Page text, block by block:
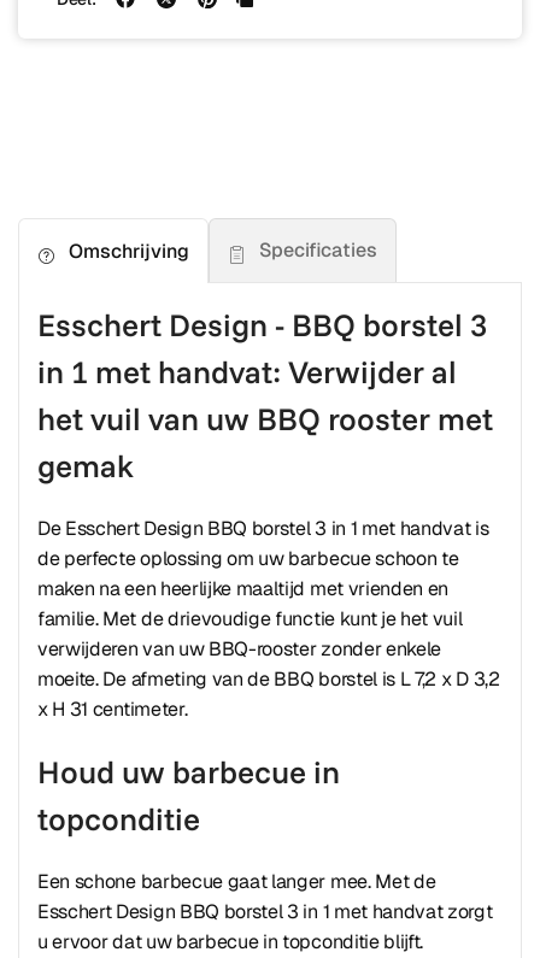
Omschrijving Specificaties
Esschert Design - BBQ borstel 3
in 1 met handvat: Verwijder al
het vuil van uw BBQ rooster met
gemak
De Esschert Design BBQ borstel 3 in 1 met handvat is
de perfecte oplossing om uw barbecue schoon te
maken na een heerlijke maaltijd met vrienden en
familie. Met de drievoudige functie kunt je het vuil
verwijderen van uw BBQ-rooster zonder enkele
moeite. De afmeting van de BBQ borstel is L 7,2 x D 3,2
x H 31 centimeter.
Houd uw barbecue in
topconditie
Een schone barbecue gaat langer mee. Met de
Esschert Design BBQ borstel 3 in 1 met handvat zorgt
u ervoor dat uw barbecue in topconditie blijft.